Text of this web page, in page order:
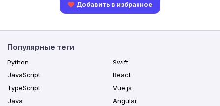
Добавить в избранное
Популярные теги
Python
JavaScript
TypeScript
Java
Swift
React
Vue.js
Angular